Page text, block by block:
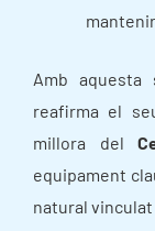
Amb aquesta
reafirma el
millora del
equipament
natural vinculat